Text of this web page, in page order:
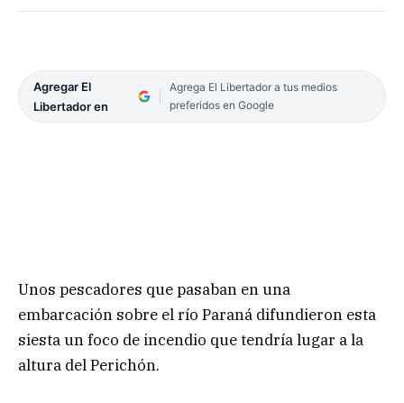
Agregar El
Libertador en
Agrega El Libertador a tus medios
preferidos en Google
Unos pescadores que pasaban en una
embarcación sobre el río Paraná difundieron esta
siesta un foco de incendio que tendría lugar a la
altura del Perichón.